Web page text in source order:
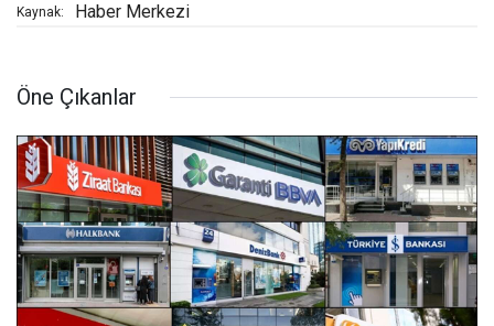
Kaynak: Haber Merkezi
Öne Çıkanlar